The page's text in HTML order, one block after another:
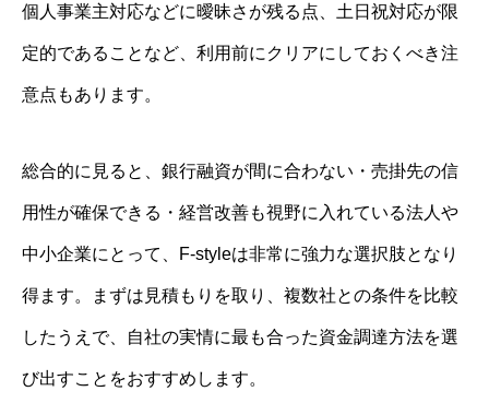
個人事業主対応などに曖昧さが残る点、土日祝対応が限
定的であることなど、利用前にクリアにしておくべき注
意点もあります。
総合的に見ると、銀行融資が間に合わない・売掛先の信
用性が確保できる・経営改善も視野に入れている法人や
中小企業にとって、F-styleは非常に強力な選択肢となり
得ます。まずは見積もりを取り、複数社との条件を比較
したうえで、自社の実情に最も合った資金調達方法を選
び出すことをおすすめします。